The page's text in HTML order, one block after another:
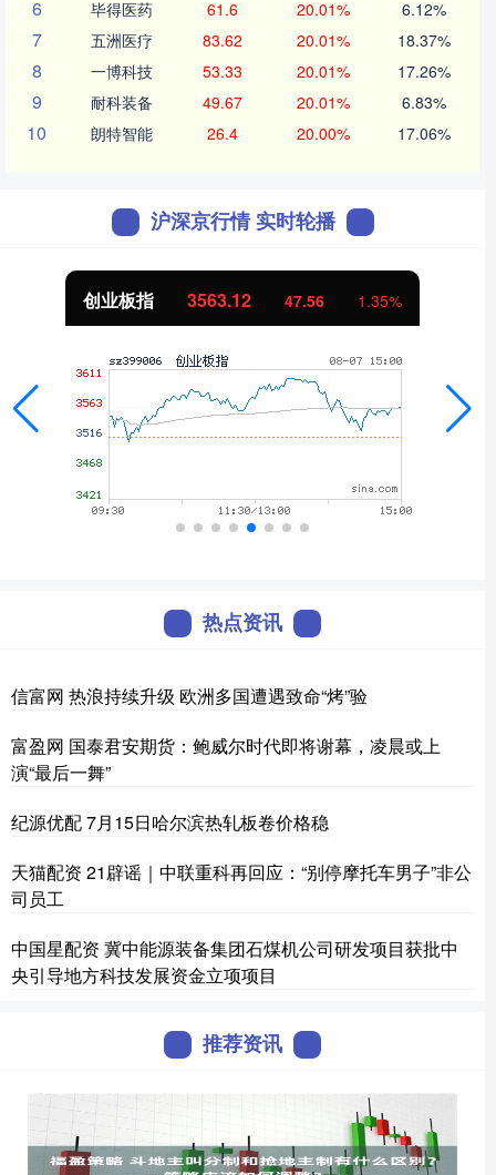
6 毕得医药 61.6 20.01% 6.12%
7 五洲医疗 83.62 20.01% 18.37%
8 一博科技 53.33 20.01% 17.26%
9 耐科装备 49.67 20.01% 6.83%
10 朗特智能 26.4 20.00% 17.06%
沪深京行情 实时轮播
创业板指 3563.12 47.56 1.35%
热点资讯
信富网 热浪持续升级 欧洲多国遭遇致命“烤”验
富盈网 国泰君安期货：鲍威尔时代即将谢幕，凌晨或上
演“最后一舞”
纪源优配 7月15日哈尔滨热轧板卷价格稳
天猫配资 21辟谣｜中联重科再回应：“别停摩托车男子”非公
司员工
中国星配资 冀中能源装备集团石煤机公司研发项目获批中
央引导地方科技发展资金立项项目
推荐资讯